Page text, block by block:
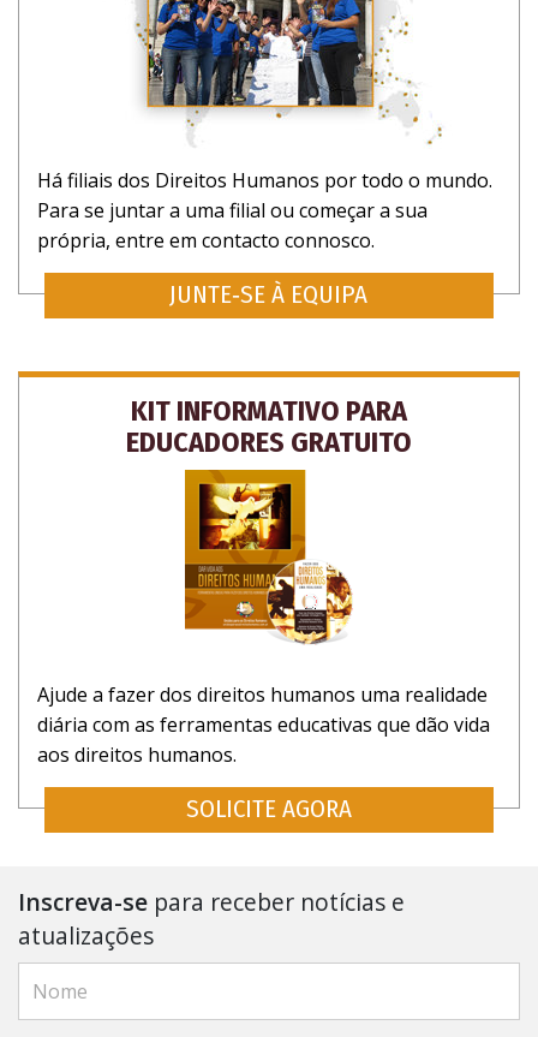
Há filiais dos Direitos Humanos por todo o mundo.
Para se juntar a uma filial ou começar a sua
própria, entre em contacto connosco.
JUNTE‑SE À EQUIPA
KIT INFORMATIVO PARA
EDUCADORES GRATUITO
Ajude a fazer dos direitos humanos uma realidade
diária com as ferramentas educativas que dão vida
aos direitos humanos.
SOLICITE AGORA
Inscreva-se para receber notícias e
atualizações